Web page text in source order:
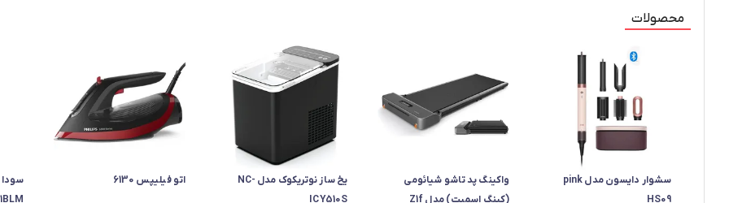
محصولات
سشوار دایسون مدل pink
HS09
واکینگ پد تاشو شیائومی
(کینگ اسمیت) مدل Z1f
یخ ساز نوتریکوک مدل NC-
ICY510S
اتو فیلیپس 6130